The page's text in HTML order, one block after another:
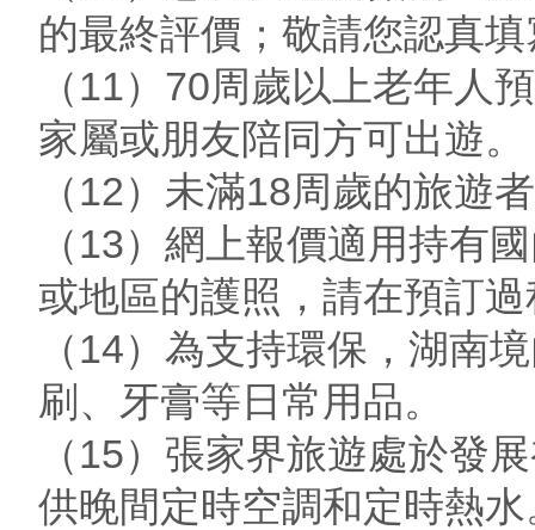
的最終評價；敬請您認真
（11）70周歲以上老年人
家屬或朋友陪同方可出遊。
（12）未滿18周歲的旅遊
（13）網上報價適用持有
或地區的護照，請在預訂
（14）為支持環保，湖南
刷、牙膏等日常用品。
（15）張家界旅遊處於發
供晚間定時空調和定時熱水